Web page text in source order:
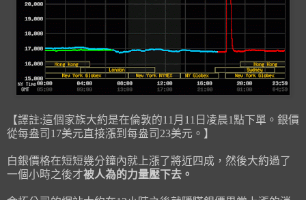
【譯註:這個家族大約是在倫敦的11月11日凌晨1點下單。銀價
從每盎司17美元直接漲到每盎司23美元。】
白銀價格在短短幾分鐘內就上漲了將近四成，然後大約過了
一個小時之後才被人為的力量壓下去。